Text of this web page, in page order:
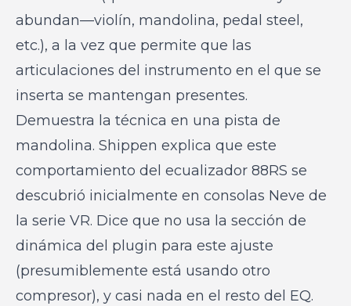
abundan—violín, mandolina, pedal steel,
etc.), a la vez que permite que las
articulaciones del instrumento en el que se
inserta se mantengan presentes.
Demuestra la técnica en una pista de
mandolina. Shippen explica que este
comportamiento del ecualizador 88RS se
descubrió inicialmente en consolas Neve de
la serie VR. Dice que no usa la sección de
dinámica del plugin para este ajuste
(presumiblemente está usando otro
compresor), y casi nada en el resto del EQ.